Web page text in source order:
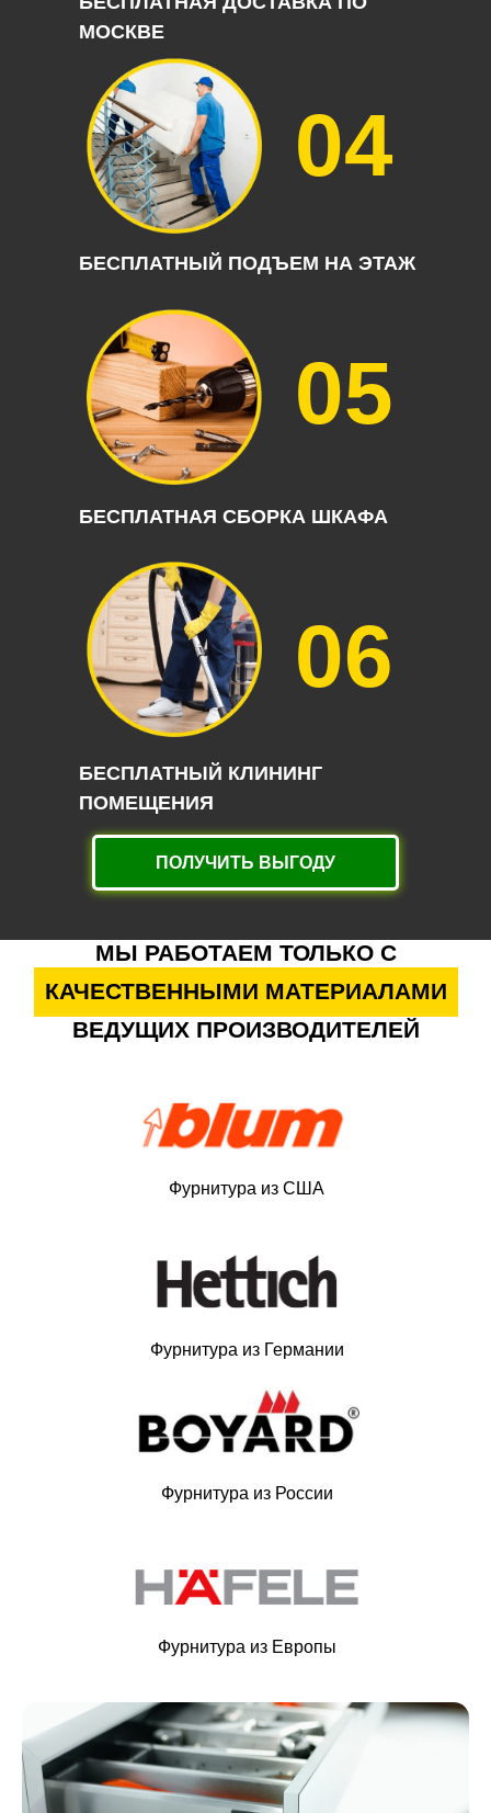
МОСКВЕ
БЕСПЛАТНЫЙ ПОДЪЕМ НА ЭТАЖ
04
БЕСПЛАТНАЯ СБОРКА ШКАФА
05
БЕСПЛАТНЫЙ КЛИНИНГ
ПОМЕЩЕНИЯ
06
ПОЛУЧИТЬ ВЫГОДУ
МЫ РАБОТАЕМ ТОЛЬКО С
КАЧЕСТВЕННЫМИ МАТЕРИАЛАМИ
ВЕДУЩИХ ПРОИЗВОДИТЕЛЕЙ
Фурнитура из США
Фурнитура из Германии
Фурнитура из России
Фурнитура из Европы